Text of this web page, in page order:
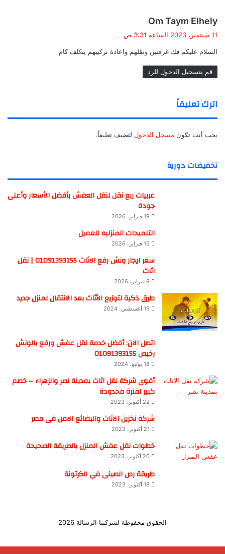
ي
ل
Om Taym Elhely
:
11 سبتمبر، 2023 الساعة 3:31 ص
السلام عليكم فك غرفتين ونقلهم واعادة تركيبهم يتكلف كام
قم بتسجيل الدخول للرد
اترك تعليقاً
يجب أنت تكون مسجل الدخول لتضيف تعليقاً.
تخفيضات دورية
عربيات ربع نقل لنقل العفش بأفضل الأسعار وأعلى
جودة
19 فبراير، 2026
التلميحات المنزليه للعميل
15 فبراير، 2026
سعر ايجار ونش رفع الاثاث 01091393155 | نقل
اثاث
9 فبراير، 2026
طرق ذكية لتوزيع الأثاث بعد الانتقال لمنزل جديد
19 أغسطس، 2024
اتصل الآن: أفضل خدمة نقل عفش ورفع بالونش
رخيص 01091393155
18 يوليو، 2024
أقوى شركة نقل اثاث بمدينة نصر والزهراء – خصم
كبير لفترة محدودة
22 أكتوبر، 2023
شركة تخزين الاثاث والبضائع الامن فى مصر
21 أكتوبر، 2023
خطوات نقل عفش المنزل بالطريقة الصحيحة
20 أكتوبر، 2023
طريقة رص الصينى في الكرتونة
18 أكتوبر، 2023
الحقوق محفوظة لشركتنا الرسالة 2026